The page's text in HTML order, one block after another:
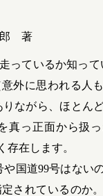
郎 著
っているか知っ
外に思われる人
ながら、ほとん
真っ正面から扱
在します。
国道99号はない
されているのか